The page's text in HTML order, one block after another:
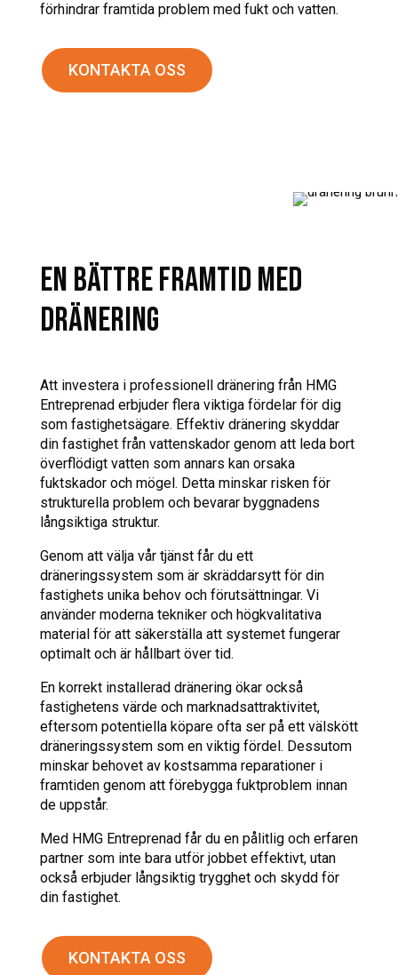
förhindrar framtida problem med fukt och vatten.
KONTAKTA OSS
EN BÄTTRE FRAMTID MED
DRÄNERING
Att investera i professionell dränering från HMG
Entreprenad erbjuder flera viktiga fördelar för dig
som fastighetsägare. Effektiv dränering skyddar
din fastighet från vattenskador genom att leda bort
överflödigt vatten som annars kan orsaka
fuktskador och mögel. Detta minskar risken för
strukturella problem och bevarar byggnadens
långsiktiga struktur.
Genom att välja vår tjänst får du ett
dräneringssystem som är skräddarsytt för din
fastighets unika behov och förutsättningar. Vi
använder moderna tekniker och högkvalitativa
material för att säkerställa att systemet fungerar
optimalt och är hållbart över tid.
En korrekt installerad dränering ökar också
fastighetens värde och marknadsattraktivitet,
eftersom potentiella köpare ofta ser på ett välskött
dräneringssystem som en viktig fördel. Dessutom
minskar behovet av kostsamma reparationer i
framtiden genom att förebygga fuktproblem innan
de uppstår.
Med HMG Entreprenad får du en pålitlig och erfaren
partner som inte bara utför jobbet effektivt, utan
också erbjuder långsiktig trygghet och skydd för
din fastighet.
KONTAKTA OSS